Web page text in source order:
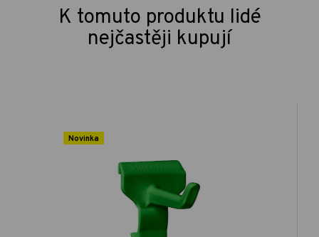
K tomuto produktu lidé
nejčastěji kupují
Novinka